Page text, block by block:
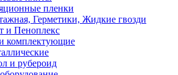
пленки
Герметики, Жидкие гвозди
и Пеноплекс
комплектующие
и рубероид